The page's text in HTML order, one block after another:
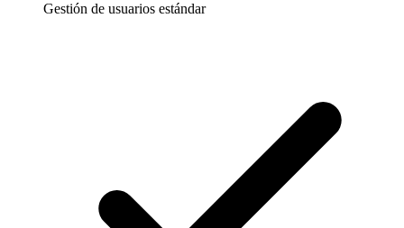
Gestión de usuarios estándar